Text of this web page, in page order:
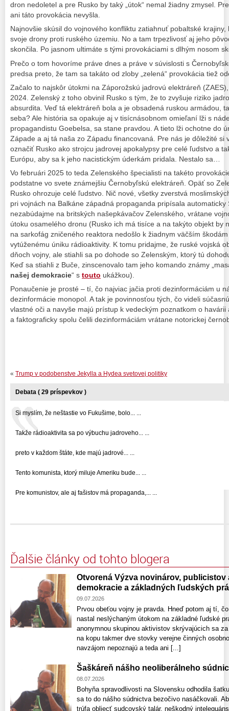
dron nedoletel a pre Rusko by taký „útok“ nemal žiadny zmysel.
ani táto provokácia nevyšla.
Najnovšie skúsil do vojnového konfliktu zatiahnuť pobaltské
svoje drony proti ruského územiu. No a tam trpezlivosť aj jeho
skončila. Po jasnom ultimáte s tými provokáciami s dlhým nosom
Prečo o tom hovoríme práve dnes a práve v súvislosti s
predsa preto, že tam sa takáto od zloby „zelená“ provokácia tiež
Začalo to najskôr útokmi na Záporožskú jadrovú elektráreň
2024. Zelenský z toho obvinil Rusko s tým, že to zvyšuje riziko
absurdita. Veď tá elektráreň bola a je obsadená ruskou armádou,
seba? Ale história sa opakuje aj v tisícnásobnom omieľaní lži s
propagandistu Goebelsa, sa stane pravdou. A tieto lži ochotne do
Západe a aj tá naša zo Západu financovaná. Pre nás je dôležité si
označiť Rusko ako strojcu jadrovej apokalypsy pre celé ľudstvo a
Európu, aby sa k jeho nacistickým úderkám pridala. Nestalo sa…
Vo februári 2025 to teda Zelenského špecialisti na takéto
podstatne vo svete známejšiu Černobyľskú elektráreň. Opäť so
Rusko ohrozuje celé ľudstvo. Nič nové, všetky zverstvá
pri vojnách na Balkáne západná propaganda pripísala automaticky
nezabúdajme na britských našepkávačov Zelenského, vrátane
útoku osamelého dronu (Rusko ich má tisíce a na takýto objekt by
na sarkofág zničeného reaktora nedošlo k žiadnym väčším
vytúženému úniku rádioaktivity. K tomu pridajme, že ruské vojská
dňoch vojny, ale stiahli sa po dohode so Zelenským, ktorý tú
Keď sa stiahli z Buče, zinscenovalo tam jeho komando známy
našej demokracie“ s touto ukážkou).
Ponaučenie je prosté – tí, čo najviac jačia proti dezinformáciám u
dezinformácie monopol. A tak je povinnosťou tých, čo videli
vlastné oči a navyše majú prístup k vedeckým poznatkom o
a faktograficky spolu čelili dezinformáciám vrátane notorickej
« Trump v podobenstve Jekylla a Hydea svetovej politiky
Debata ( 29 príspevkov )
Si myslím, že neštastie vo Fukušime, bolo... ...
Takže rádioaktivita sa po výbuchu jadroveho... ...
preto v každom štáte, kde majú jadrové... ...
Tento komunista, ktorý miluje Ameriku bude... ...
Pre komunistov, ale aj fašistov má propaganda,... ...
Ďalšie články od tohto blogera
Otvorená Výzva novinárov, publicistov
demokracie a základných ľudských
09.07.2026
Prvou obeťou vojny je pravda. Hneď potom aj tí,
nastal neslýchaným útokom na základné ľudské
anonymnou skupinou aktivistov skrývajúcich sa
na kopu takmer dve stovky verejne činných
navzájom nepoznajú a teda ani [...]
Šaškáreň nášho neoliberálneho
08.07.2026
Bohyňa spravodlivosti na Slovensku odhodila
sa to do nášho súdnictva bezočivo nasáčkovali.
trúfa obliecť sudcovský talár, neškodný